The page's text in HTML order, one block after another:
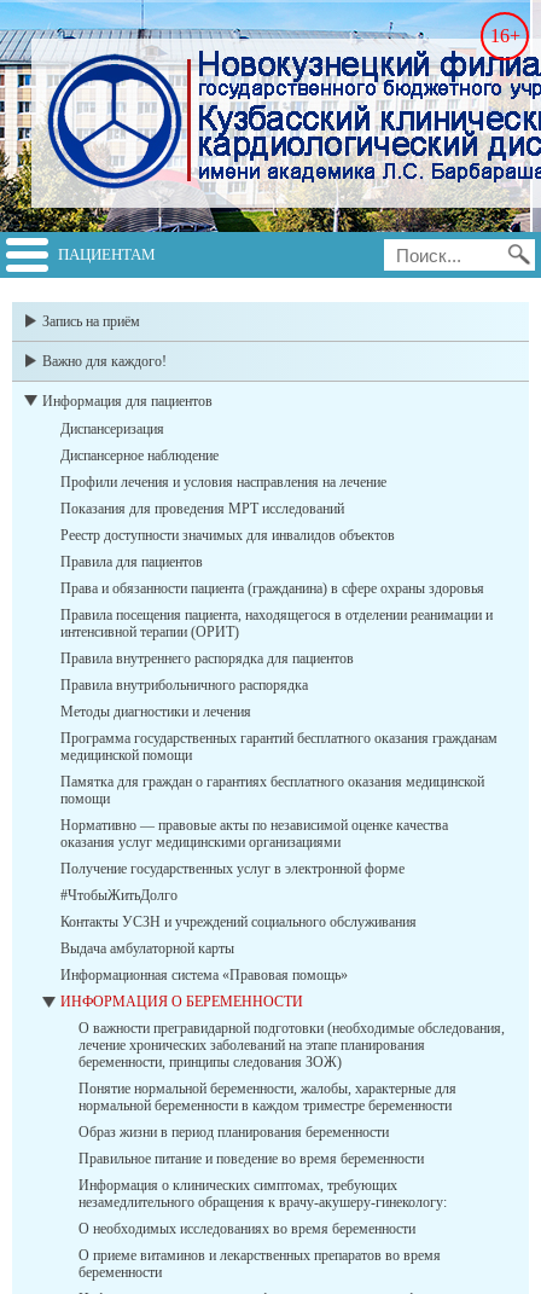
ПАЦИЕНТАМ
Запись на приём
Важно для каждого!
Информация для пациентов
Диспансеризация
Диспансерное наблюдение
Профили лечения и условия насправления на лечение
Показания для проведения МРТ исследований
Реестр доступности значимых для инвалидов объектов
Правила для пациентов
Права и обязанности пациента (гражданина) в сфере охраны здоровья
Правила посещения пациента, находящегося в отделении реанимации и
интенсивной терапии (ОРИТ)
Правила внутреннего распорядка для пациентов
Правила внутрибольничного распорядка
Методы диагностики и лечения
Программа государственных гарантий бесплатного оказания гражданам
медицинской помощи
Памятка для граждан о гарантиях бесплатного оказания медицинской
помощи
Нормативно — правовые акты по независимой оценке качества
оказания услуг медицинскими организациями
Получение государственных услуг в электронной форме
#ЧтобыЖитьДолго
Контакты УСЗН и учреждений социального обслуживания
Выдача амбулаторной карты
Информационная система «Правовая помощь»
ИНФОРМАЦИЯ О БЕРЕМЕННОСТИ
О важности прегравидарной подготовки (необходимые обследования,
лечение хронических заболеваний на этапе планирования
беременности, принципы следования ЗОЖ)
Понятие нормальной беременности, жалобы, характерные для
нормальной беременности в каждом триместре беременности
Образ жизни в период планирования беременности
Правильное питание и поведение во время беременности
Информация о клинических симптомах, требующих
незамедлительного обращения к врачу-акушеру-гинекологу:
О необходимых исследованиях во время беременности
О приеме витаминов и лекарственных препаратов во время
беременности
16+